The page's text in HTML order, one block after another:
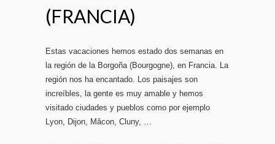
(FRANCIA)
Estas vacaciones hemos estado dos semanas en
la región de la Borgoña (Bourgogne), en Francia. La
región nos ha encantado. Los paisajes son
increíbles, la gente es muy amable y hemos
visitado ciudades y pueblos como por ejemplo
Lyon, Dijon, Mâcon, Cluny, …